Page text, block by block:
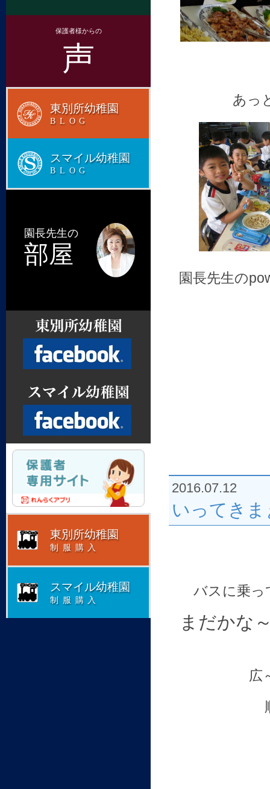
あっ
園長先生の
2016.07.12
いってきま
バスに乗
まだかな
広
保護者様からの
声
東別所幼稚園
BLOG
スマイル幼稚園
BLOG
園長先生の
部屋
Facebook
Facebook
東別所幼稚園
制服購入
スマイル幼稚園
制服購入